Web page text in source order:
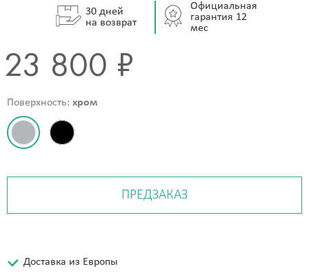
30 дней
на возврат
Официальная
гарантия 12
мес
23 800 ₽
Поверхность: хром
ПРЕДЗАКАЗ
Доставка из Европы